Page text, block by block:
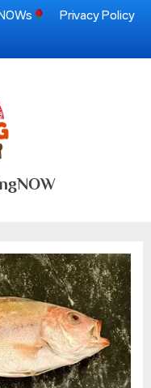
NOWs Privacy Policy